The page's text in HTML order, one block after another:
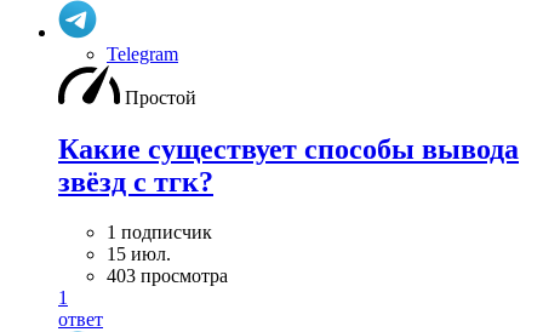
Telegram
Простой
Какие существует способы вывода
звёзд с тгк?
1 подписчик
15 июл.
403 просмотра
1
ответ